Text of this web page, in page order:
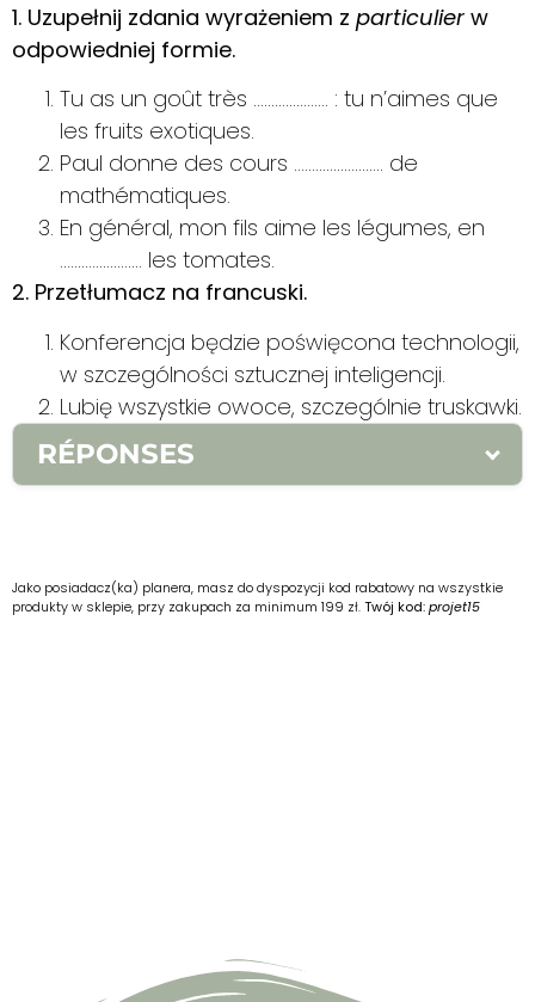
1. Uzupełnij zdania wyrażeniem z particulier w
odpowiedniej formie.
Tu as un goût très ………………… : tu n’aimes que
les fruits exotiques.
Paul donne des cours ………………….… de
mathématiques.
En général, mon fils aime les légumes, en
………………..… les tomates.
2. Przetłumacz na francuski.
Konferencja będzie poświęcona technologii,
w szczególności sztucznej inteligencji.
Lubię wszystkie owoce, szczególnie truskawki.
RÉPONSES
1. La conférence se concentrera sur la
technologie, en particulier l’intelligence
Jako posiadacz(ka) planera, masz do dyspozycji kod rabatowy na wszystkie
produkty w sklepie, przy zakupach za minimum 199 zł.Twój kod:projet15